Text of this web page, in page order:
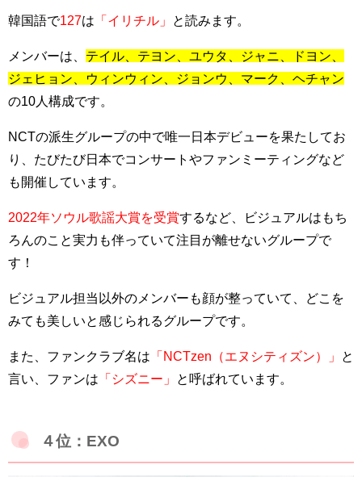
韓国語で127は 「イリチル」 と読みます。
メンバーは、 テイル、テヨン、ユウタ、ジャニ、ドヨン、
ジェヒョン、ウィンウィン、ジョンウ、マーク、ヘチャン
の10人構成です。
NCTの派生グループの中で唯一日本デビューを果たしてお
り、たびたび日本でコンサートやファンミーティングなど
も開催しています。
2022年ソウル歌謡大賞を受賞するなど、ビジュアルはもち
ろんのこと実力も伴っていて注目が離せないグループで
す！
ビジュアル担当以外のメンバーも顔が整っていて、どこを
みても美しいと感じられるグループです。
また、ファンクラブ名は 「NCTzen（エヌシティズン）」
と
言い、ファンは 「シズニー」 と呼ばれています。
４位：EXO